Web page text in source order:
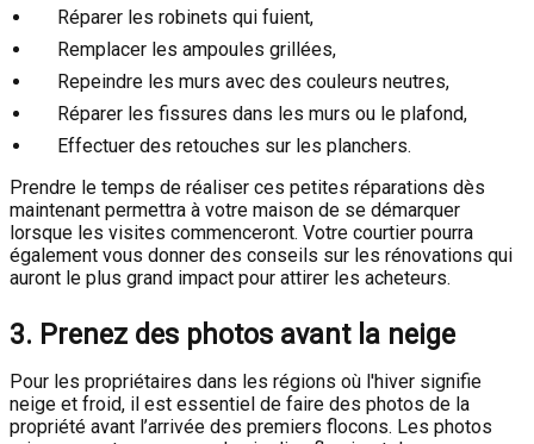
Réparer les robinets qui fuient,
Remplacer les ampoules grillées,
Repeindre les murs avec des couleurs neutres,
Réparer les fissures dans les murs ou le plafond,
Effectuer des retouches sur les planchers.
Prendre le temps de réaliser ces petites réparations dès
maintenant permettra à votre maison de se démarquer
lorsque les visites commenceront. Votre courtier pourra
également vous donner des conseils sur les rénovations qui
auront le plus grand impact pour attirer les acheteurs.
3. Prenez des photos avant la neige
Pour les propriétaires dans les régions où l'hiver signifie
neige et froid, il est essentiel de faire des photos de la
propriété avant l’arrivée des premiers flocons. Les photos